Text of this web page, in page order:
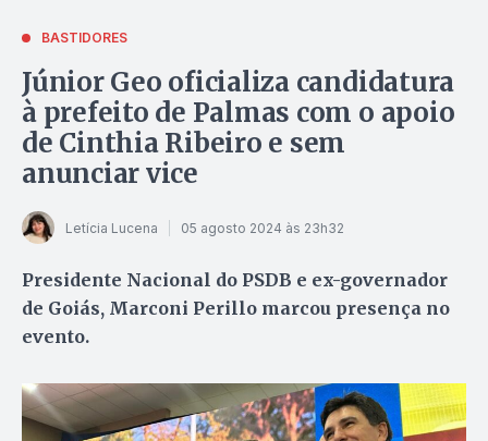
BASTIDORES
Júnior Geo oficializa candidatura
à prefeito de Palmas com o apoio
de Cinthia Ribeiro e sem
anunciar vice
Letícia Lucena 05 agosto 2024 às 23h32
Presidente Nacional do PSDB e ex-governador
de Goiás, Marconi Perillo marcou presença no
evento.